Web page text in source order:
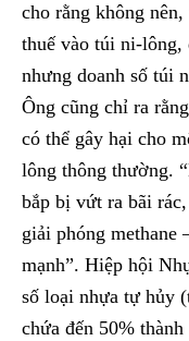
cho rằng không
thuế vào túi ni-lông,
nhưng doanh số túi
Ông cũng chỉ ra
có thể gây hại cho
lông thông thường.
bắp bị vứt ra bãi
giải phóng methane
mạnh”. Hiệp hội
số loại nhựa tự hủy
chứa đến 50%